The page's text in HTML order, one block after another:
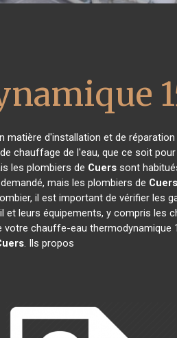
d'installation et de
chauffage de l'eau, que ce soit
les plombiers de Cuerssont
mais les plombiers de Cuers
il est important de vérifier les
et leurs équipements, y compris les
votre chauffe-eau thermodynamique
. Ils propos